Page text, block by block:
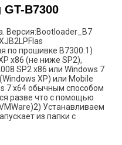
B7300
Версия:Bootloader_B7
по прошивке B7300:1)
x86 (не ниже SP2),
SP2 х86 или Windows 7
XP) или Mobile
7 x64 обычным способом
разве что с помощью
Устанавливаем
из папки с